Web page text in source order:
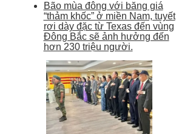
Bão mùa đông với băng giá
“thảm khốc” ở miền Nam, tuyết
rơi dày đặc từ Texas đến vùng
Đông Bắc sẽ ảnh hưởng đến
hơn 230 triệu người.